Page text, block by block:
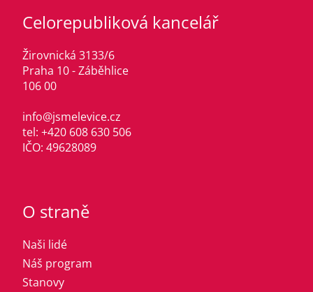
Celorepubliková kancelář
Žirovnická 3133/6
Praha 10 - Záběhlice
106 00
info@jsmelevice.cz
tel: +420 608 630 506
IČO: 49628089
O straně
Naši lidé
Náš program
Stanovy